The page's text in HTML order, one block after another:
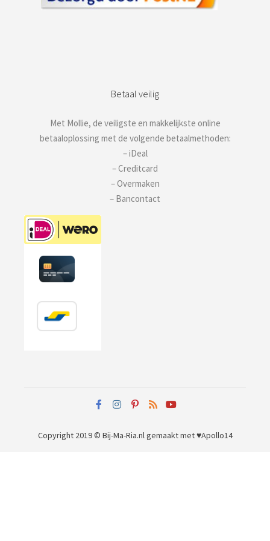
Betaal veilig
Met Mollie, de veiligste en makkelijkste online
betaaloplossing met de volgende betaalmethoden:
– iDeal
– Creditcard
– Overmaken
– Bancontact
Copyright 2019 © Bij-Ma-Ria.nlgemaakt met ♥Apollo14